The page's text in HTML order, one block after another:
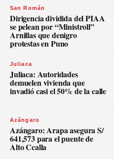
San Román
Dirigencia dividida del PIAA
se pelean por “Ministroll”
Arnillas que denigro
protestas en Puno
Juliaca
Juliaca: Autoridades
demuelen vivienda que
invadió casi el 50% de la calle
Azángaro
Azángaro: Arapa asegura S/
641,573 para el puente de
Alto Ccalla